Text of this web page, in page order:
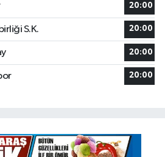
20:00
S.K. 20:00
20:00
20:00